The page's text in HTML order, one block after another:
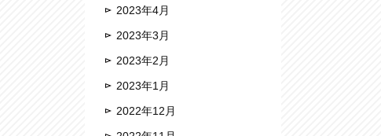
2023年4月
2023年3月
2023年2月
2023年1月
2022年12月